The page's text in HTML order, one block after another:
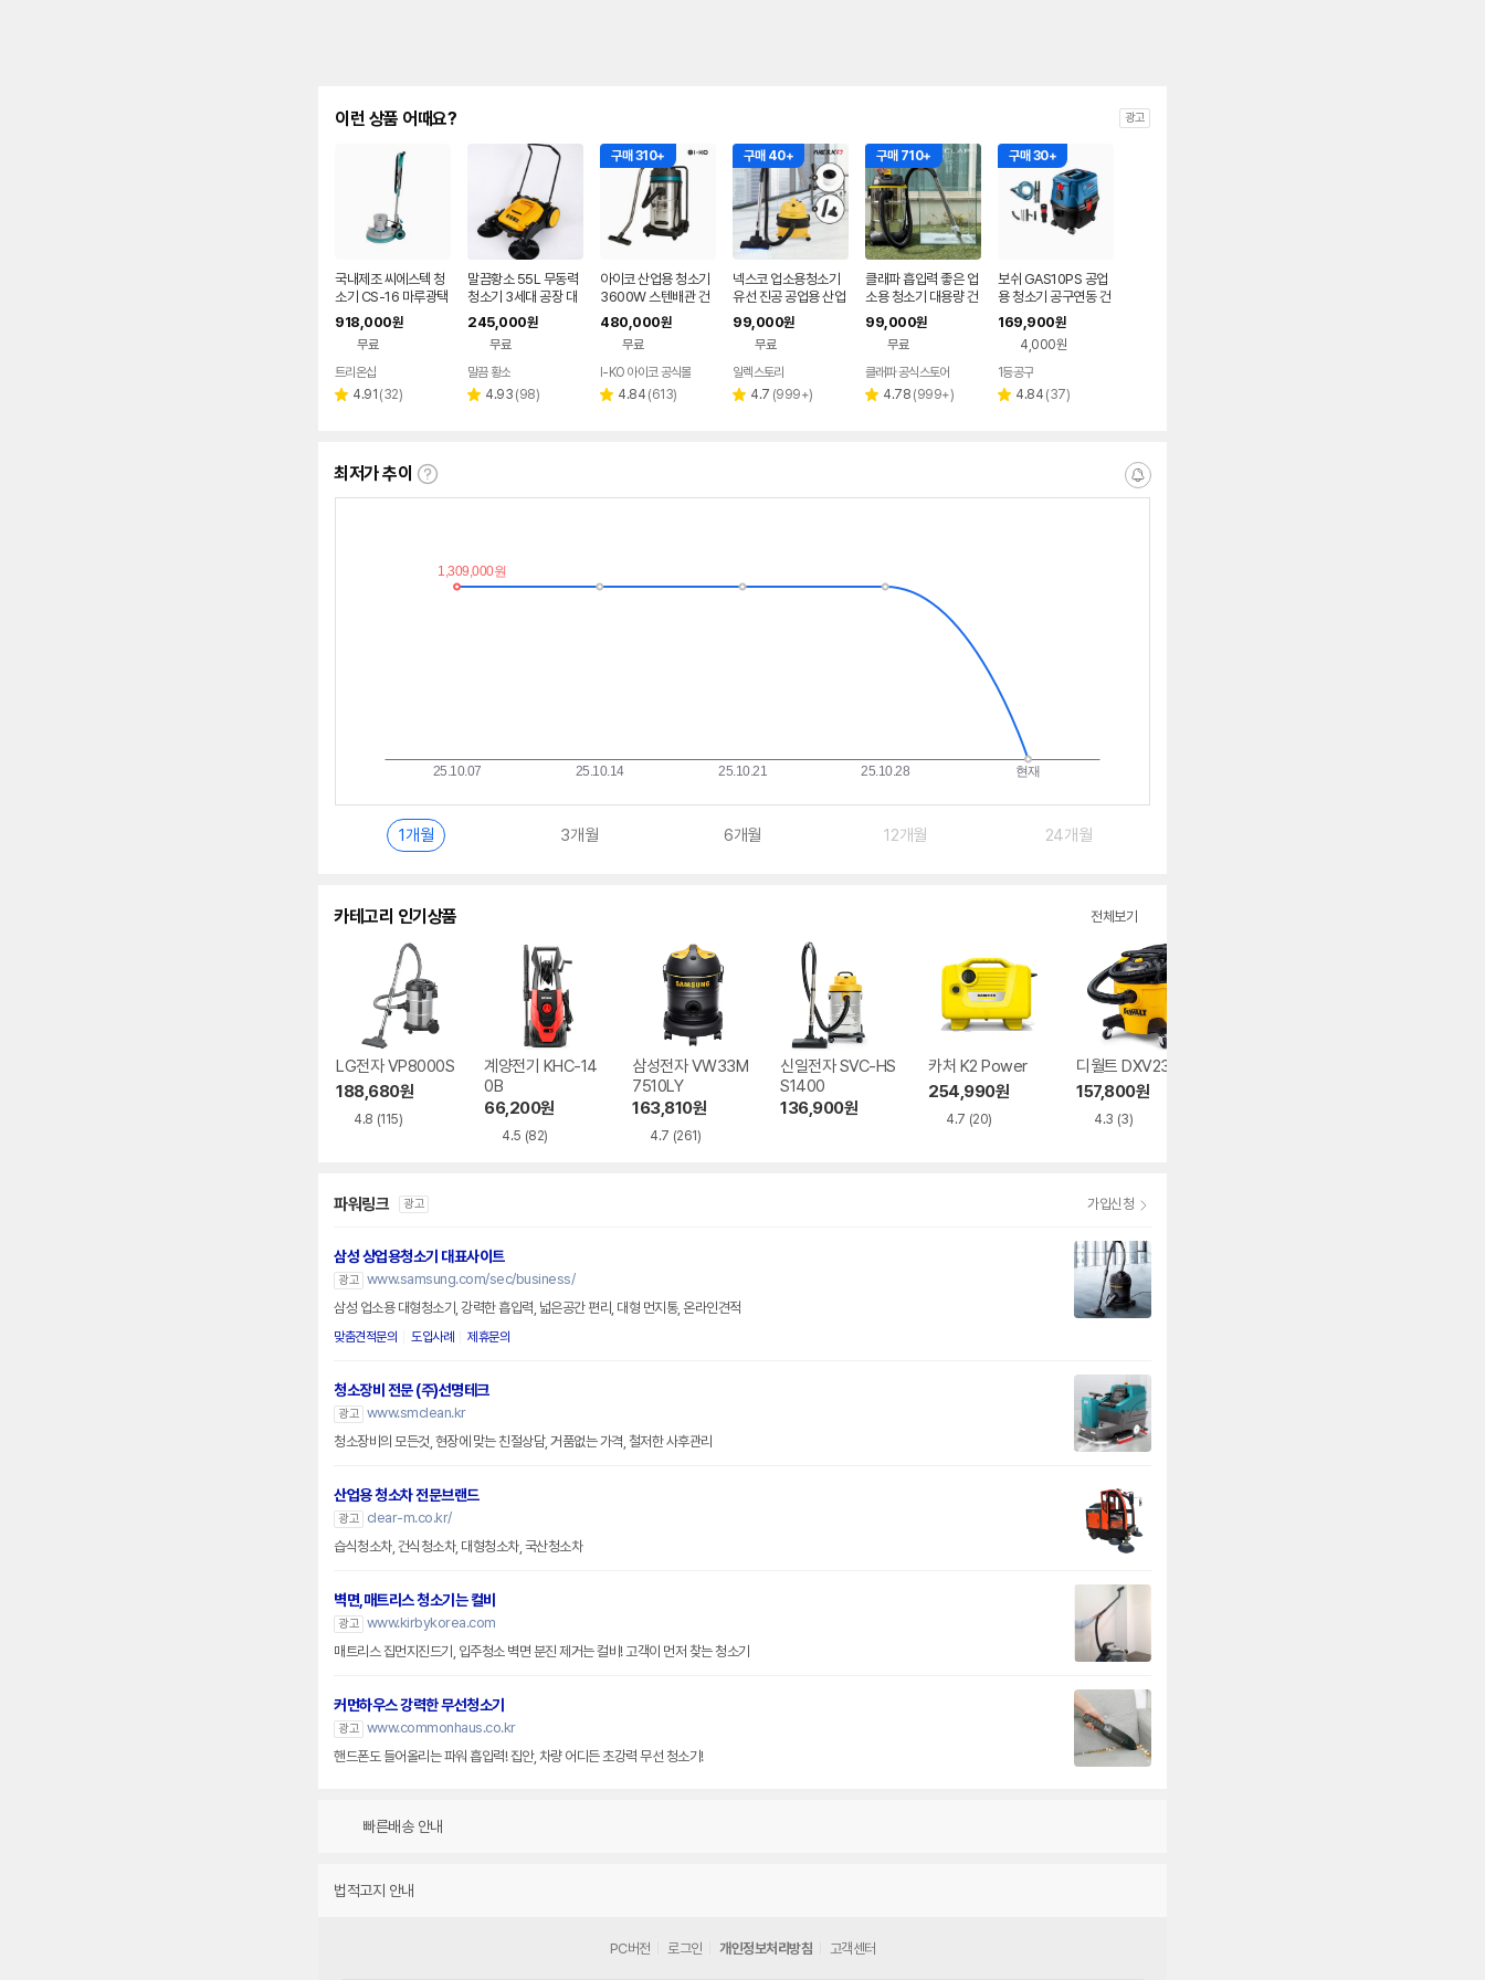
이런 상품 어때요? 광고
국내제조 씨에스텍 청
소기 CS-16 마루광택
기 돌돌이 바닥청소기
계
918,000원
무료
페이
트리온샵
별 4.91 리
(32)
말끔황소 55L 무동력
청소기 3세대 공장 대
용량 업소용 산업용 공
업용 현장 야외 먼지
245,000원
무료
말끔 황소
별 4.93 리
(98)
구매 310+
아이코 산업용 청소기
3600W 스텐배관 건
습식 100리터 대용량
3모터 업소용 공업용
HSS-100 IKO
480,000원
무료
I-KO 아이코 공식몰
별 4.84 리
(613)
구매 40+
넥스코 업소용청소기
유선 진공 공업용 산업
용 영업용 사무실 대형
미용실 15L
99,000원
무료
일렉스토리
별 4.7 리
(999+)
구매 710+
클래파 흡입력 좋은 업
소용 청소기 대용량 건
습식 산업용 공업용 매
장 30L
99,000원
무료
클래파 공식스토어
별 4.78 리
(999+)
구매 30+
보쉬 GAS10PS 공업
용 청소기 공구연동 건
식습식 산업용 집진기
169,900원
4,000원
1등공구
별 4.84 리
(37)
최저가 추이
최
이
란?
알
1개월 3개월 6개월 12개월 24개월
카테고리 인기상품 전체보기
LG전자 VP8000S
188,680원
4.8 (115)
계양전기 KHC-14
0B
66,200원
4.5 (82)
삼성전자 VW33M
7510LY
163,810원
4.7 (261)
신일전자 SVC-HS
S1400
136,900원
카처 K2 Power
254,990원
4.7 (20)
디월트 DXV23P
157,800원
4.3 (3)
파워링크 광고 가입신청
삼성 상업용청소기 대표사이트
광고 www.samsung.com/sec/business/
삼성 업소용 대형청소기, 강력한 흡입력, 넓은공간 편리, 대형 먼지통, 온라인견적
맞춤견적문의 도입사례 제휴문의
청소장비 전문 (주)선명테크
광고 www.smclean.kr
청소장비의 모든것, 현장에 맞는 친절상담, 거품없는 가격, 철저한 사후관리
산업용 청소차 전문브랜드
광고
clear-m.co.kr/
습식청소차, 건식청소차, 대형청소차, 국산청소차
벽면,매트리스 청소기는 컬비
광고 www.kirbykorea.com
매트리스 집먼지진드기, 입주청소 벽면 분진 제거는 컬비! 고객이 먼저 찾는 청소기
커먼하우스 강력한 무선청소기
광고 www.commonhaus.co.kr
핸드폰도 들어올리는 파워 흡입력! 집안, 차량 어디든 초강력 무선 청소기!
빠른배송 안내
법적고지 안내
PC버전 로그인 개인정보처리방침 고객센터